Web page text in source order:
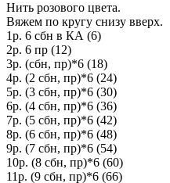
Нить розового цвета.
Вяжем по кругу снизу вверх.
1р. 6 сбн в КА (6)
2р. 6 пр (12)
3р. (сбн, пр)*6 (18)
4р. (2 сбн, пр)*6 (24)
5р. (3 сбн, пр)*6 (30)
6р. (4 сбн, пр)*6 (36)
7р. (5 сбн, пр)*6 (42)
8р. (6 сбн, пр)*6 (48)
9р. (7 сбн, пр)*6 (54)
10р. (8 сбн, пр)*6 (60)
11р. (9 сбн, пр)*6 (66)